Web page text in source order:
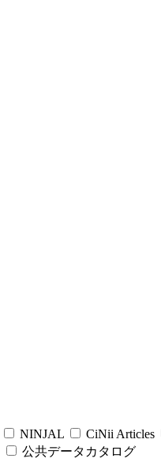
NINJAL CiNii Articles
公共データカタログ